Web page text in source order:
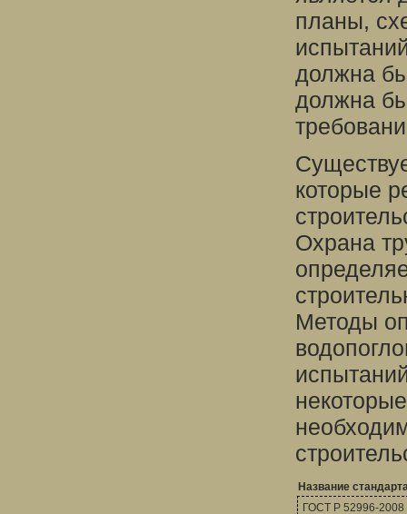
планы,
должна
должна
которые
Охрана
Методы
Название
ГОСТ Р 52996-2008